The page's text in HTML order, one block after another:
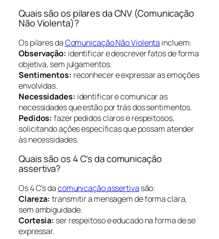
Quais são os pilares da CNV (Comunicação
Não Violenta)?
Os pilares daComunicação Não Violenta incluem:
Observação: identificar e descrever fatos de forma
objetiva, sem julgamentos.
Sentimentos: reconhecer e expressar as emoções
envolvidas.
Necessidades: identificar e comunicar as
necessidades que estão por trás dos sentimentos.
Pedidos: fazer pedidos claros e respeitosos,
solicitando ações específicas que possam atender
às necessidades.
Quais são os 4 C’s da comunicação
assertiva?
Os 4 C’s dacomunicação assertiva são:
Clareza: transmitir a mensagem de forma clara,
sem ambiguidade.
Cortesia: ser respeitoso e educado na forma de se
expressar.